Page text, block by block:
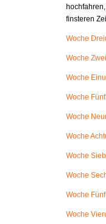
finsteren
Woche
Woche
Woche
Woche
Woche
Woche
Woche
Woche
Woche
Woche